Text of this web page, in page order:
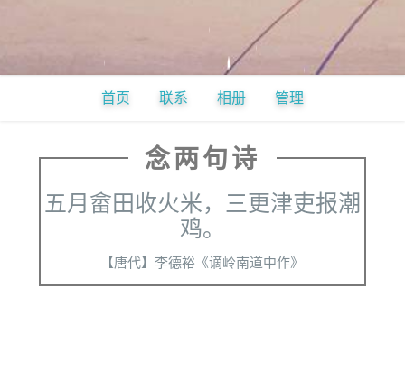
首页 联系 相册 管理
念两句诗
五月畲田收火米，三更津吏报潮
鸡。
【唐代】李德裕《谪岭南道中作》